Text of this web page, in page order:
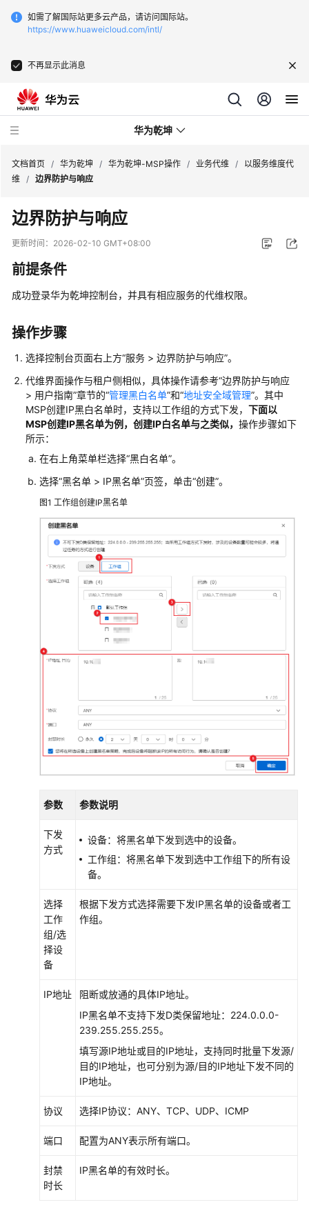
如需了解国际站更多云产品，请访问国际站。
https://www.huaweicloud.com/intl/
不再显示此消息
华为乾坤
安
全
云
务
云
理
络
华
为
乾
坤
方
MSP
服
务
简
介
MSP
础
注
并
登
文档首页 / 华为乾坤 / 华为乾坤-MSP操作 / 业务代维 /
以服务维度代
维 / 边界防护与响应
边界防护与响应
更新时间： 2026-02-10 GMT+08:00
前提条件
成功登录华为乾坤控制台，并具有相应服务的代维权限。
操作步骤
选择控制台页面右上方“服务 > 边界防护与响应”。
代维界面操作与租户侧相似，具体操作请参考“边界防护与响应
> 用户指南”章节的“管理黑白名单”和“地址安全域管理”。其中
MSP创建IP黑白名单时，支持以工作组的方式下发， 下面以
MSP创建IP黑名单为例，创建IP白名单与之类似， 操作步骤如下
所示：
在右上角菜单栏选择“黑白名单”。
选择“黑名单 > IP黑名单”页签，单击“创建”。
图1 工作组创建IP黑名单
参数 参数说明
下发
方式
设备：将黑名单下发到选中的设备。
工作组：将黑名单下发到选中工作组下的所有设
备。
选择
工作
组/选
择设
备
根据下发方式选择需要下发IP黑名单的设备或者工
作组。
IP地址
阻断或放通的具体IP地址。
IP黑名单不支持下发D类保留地址：224.0.0.0-
239.255.255.255。
填写源IP地址或目的IP地址，支持同时批量下发源/
目的IP地址，也可分别为源/目的IP地址下发不同的
IP地址。
协议 选择IP协议：ANY、TCP、UDP、ICMP
端口 配置为ANY表示所有端口。
封禁
时长
IP黑名单的有效时长。